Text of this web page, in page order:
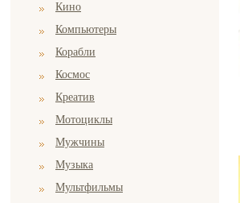
Кино
Компьютеры
Корабли
Космос
Креатив
Мотоциклы
Мужчины
Музыка
Мультфильмы